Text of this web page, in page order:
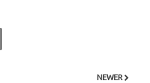
NEWER